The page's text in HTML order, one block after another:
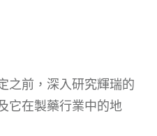
之前，深入研究輝瑞的
它在製藥行業中的地